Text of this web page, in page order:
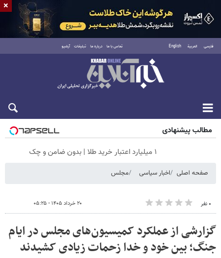
فارسی العربية English تماس با ما درباره ما تبلیغات آرشیو
شنبه ۱۷ مرداد ۱۴۰۵
مطالب پیشنهادی
۱ میلیارد اعتبار خرید طلا | بدون ضامن و چک
صفحه اصلی اخبار سیاسی مجلس
۰ نفر ۲۰ خرداد ۱۴۰۵ - ۰۵:۲۵
گزارشی از عملکرد کمیسیون‌های مجلس در ایام
جنگ؛ بین خود و خدا زحمات زیادی کشیدند
×